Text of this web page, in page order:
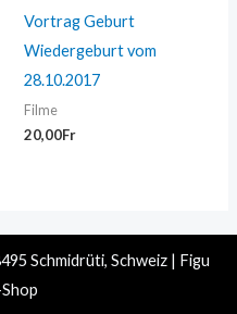
Vortrag Geburt
Wiedergeburt vom
28.10.2017
Filme
20,00Fr
Schmidrüti, Schweiz | Figu